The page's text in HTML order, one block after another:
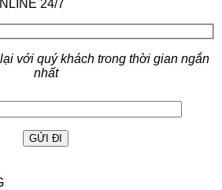
24/7
với quý khách trong thời gian ngắn
nhất